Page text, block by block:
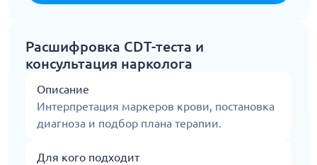
Расшифровка CDT-теста и
консультация нарколога
Описание
Интерпретация маркеров крови, постановка
диагноза и подбор плана терапии.
Для кого подходит